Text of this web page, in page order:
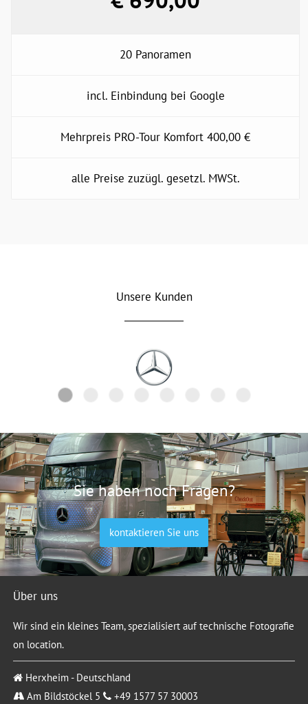
20 Panoramen
incl. Einbindung bei Google
Mehrpreis PRO-Tour Komfort 400,00 €
alle Preise zuzügl. gesetzl. MWSt.
Unsere Kunden
Sie haben noch Fragen?
kontaktieren Sie uns
Über uns
Wir sind ein kleines Team, spezialisiert auf technische Fotografie
on location.
Herxheim - Deutschland
Am Bildstöckel 5
+49 1577 57 30003